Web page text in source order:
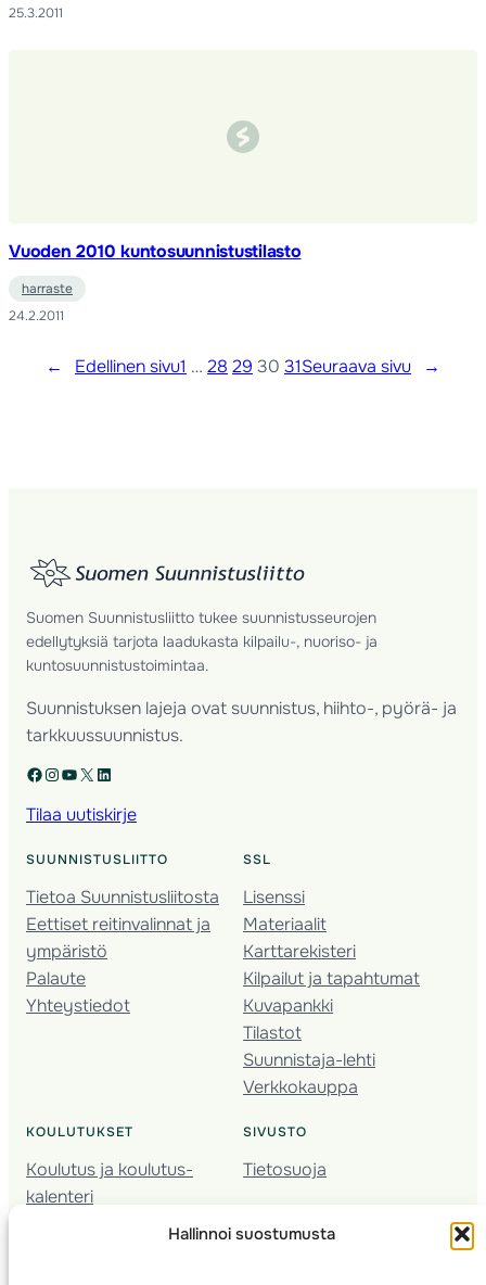
Hallinnoi suostumusta
25.3.2011
Vuoden 2010 kuntosuunnistustilasto
harraste
24.2.2011
← Edellinen sivu1 … 28 29 30 31Seuraava sivu →
Suomen Suunnistusliitto tukee suunnistusseurojen
edellytyksiä tarjota laadukasta kilpailu-, nuoriso- ja
kuntosuunnistustoimintaa.
Suunnistuksen lajeja ovat suunnistus, hiihto-, pyörä- ja
tarkkuussuunnistus.
Facebook Instagram YouTube X LinkedIn
Tilaa uutiskirje
SUUNNISTUSLIITTO
Tietoa Suunnistusliitosta
Eettiset reitinvalinnat ja
ympäristö
Palaute
Yhteystiedot
SSL
Lisenssi
Materiaalit
Karttarekisteri
Kilpailut ja tapahtumat
Kuvapankki
Tilastot
Suunnistaja-lehti
Verkkokauppa
KOULUTUKSET
Koulutus ja koulutus­
kalenteri
Nuorison koulutukset
SIVUSTO
Tietosuoja